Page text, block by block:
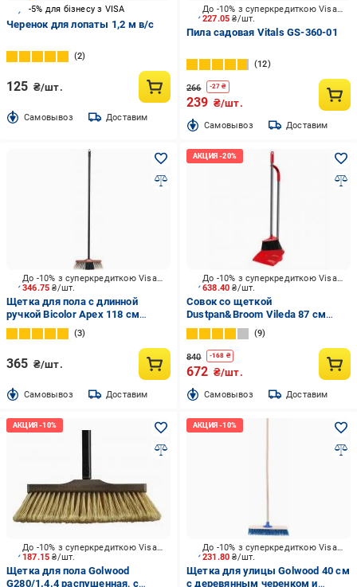
-5% для бізнесу з VISA
Черенок для лопаты 1,2 м в/с
2
125 ₴/шт.
Cамовывоз Доставим
227.05₴/шт.
До -10% з суперкредиткою Visa Вигода
Пила садовая Vitals GS-360-01
12
266 -27 ₴
239 ₴/шт.
Cамовывоз Доставим
346.75₴/шт.
До -10% з суперкредиткою Visa Вигода
Щетка для пола с длинной
ручкой Bicolor Apex 118 см
черный
3
365 ₴/шт.
Cамовывоз Доставим
638.40₴/шт.
До -10% з суперкредиткою Visa Вигода
Совок со щеткой
Dustpan&Broom Vileda 87 см
красный
9
840 -168 ₴
672 ₴/шт.
Cамовывоз Доставим
187.15₴/шт.
До -10% з суперкредиткою Visa Вигода
Щетка для пола Golwood
G280/1.4.4 распушенная, с
231.80₴/шт.
До -10% з суперкредиткою Visa Вигода
Щетка для улицы Golwood 40 см
с деревянным черенком и